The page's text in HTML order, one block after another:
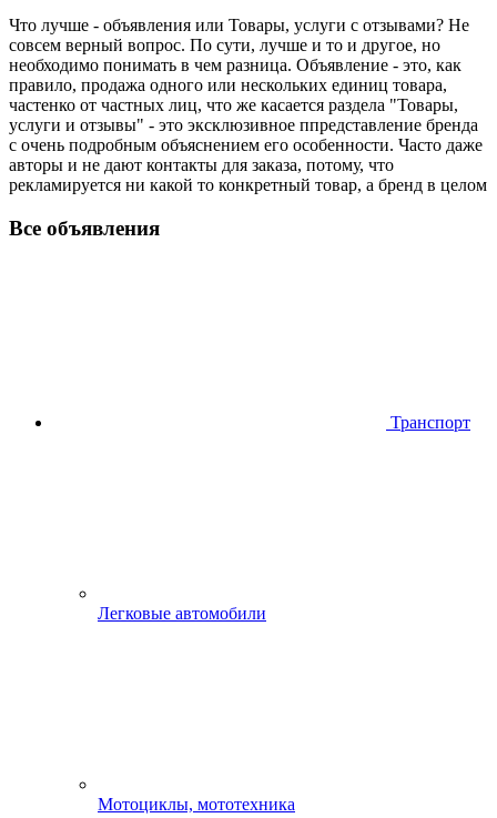
Что лучше - объявления или Товары, услуги с отзывами? Не
совсем верный вопрос. По сути, лучше и то и другое, но
необходимо понимать в чем разница. Объявление - это, как
правило, продажа одного или нескольких единиц товара,
частенко от частных лиц, что же касается раздела "Товары,
услуги и отзывы" - это эксклюзивное ппредставление бренда
с очень подробным объяснением его особенности. Часто даже
авторы и не дают контакты для заказа, потому, что
рекламируется ни какой то конкретный товар, а бренд в целом
Все объявления
Транспорт
Легковые автомобили
Мотоциклы, мототехника